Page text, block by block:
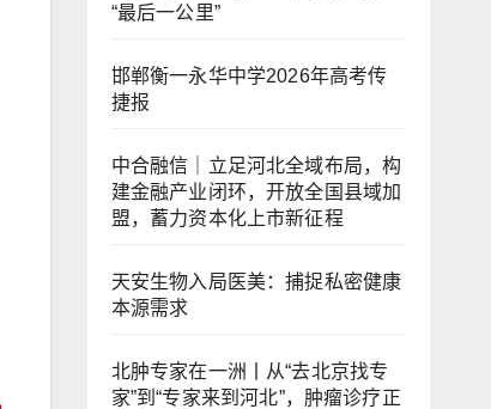
“最后一公里”
邯郸衡一永华中学2026年高考传
捷报
中合融信｜立足河北全域布局，构
建金融产业闭环，开放全国县域加
盟，蓄力资本化上市新征程
天安生物入局医美：捕捉私密健康
本源需求
北肿专家在一洲丨从“去北京找专
家”到“专家来到河北”，肿瘤诊疗正